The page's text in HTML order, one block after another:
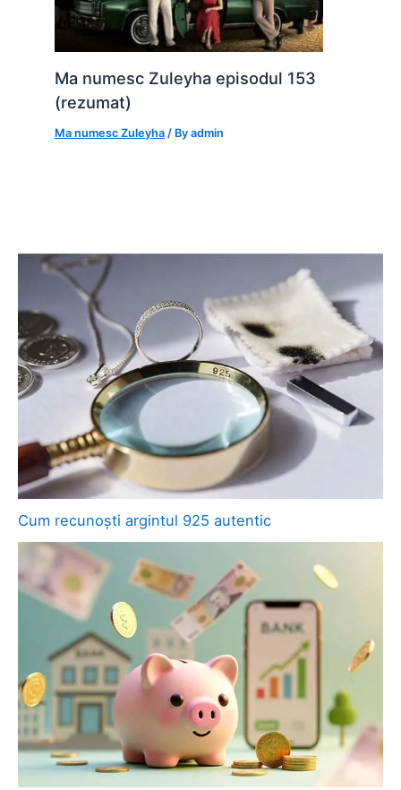
Ma numesc Zuleyha episodul 153
(rezumat)
Ma numesc Zuleyha / Byadmin
Cum recunoști argintul 925 autentic